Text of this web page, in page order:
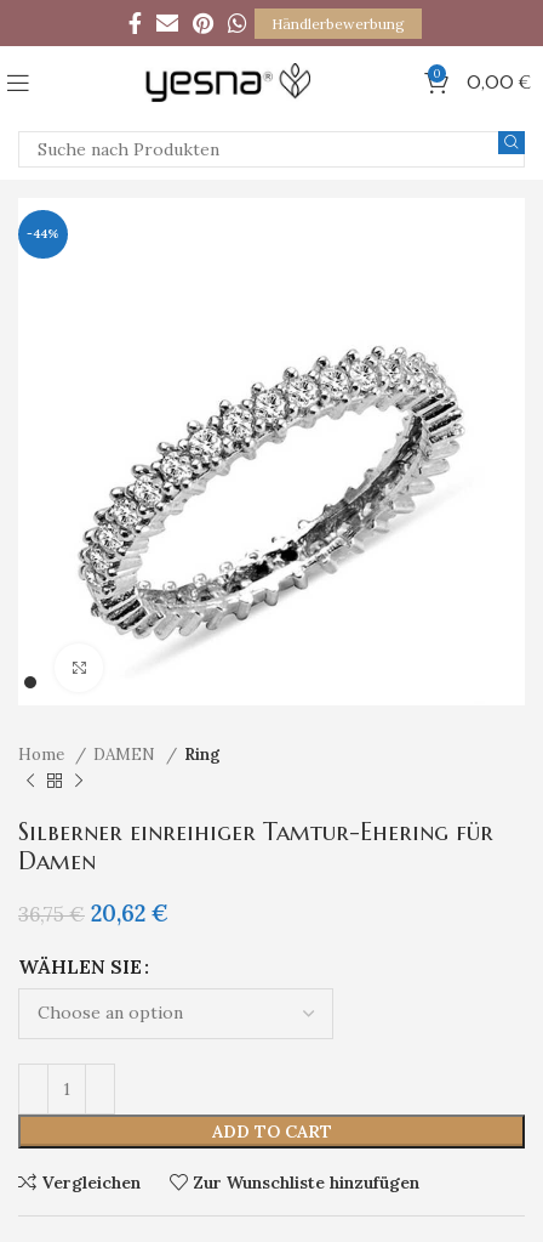
Händlerbewerbung
0 0,00 €
-44%
Home DAMEN Ring
Silberner einreihiger Tamtur-Ehering für
Damen
36,75€ 20,62 €
WÄHLEN SIE
ADD TO CART
Vergleichen Zur Wunschliste hinzufügen